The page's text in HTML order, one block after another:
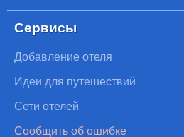
Сервисы
Добавление отеля
Идеи для путешествий
Сети отелей
Сообщить об ошибке